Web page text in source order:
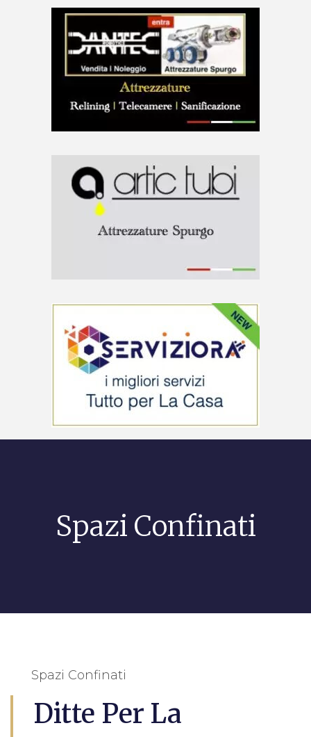
Spazi Confinati
Spazi Confinati
Ditte Per La